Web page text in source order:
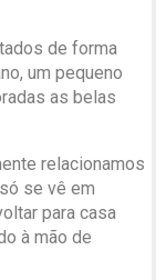
de forma
um pequeno
as belas
relacionamos
se vê em
para casa
à mão de